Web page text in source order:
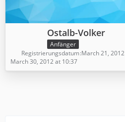
Ostalb-Volker
Anfänger
Registrierungsdatum March 21, 2012
March 30, 2012 at 10:37